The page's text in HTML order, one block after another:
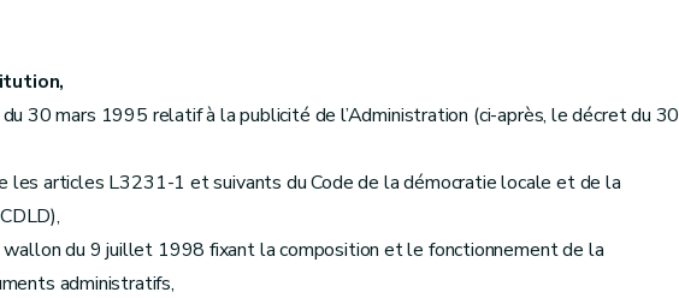
30 mars 1995 relatif à la publicité de l’Administration (ci-après, le décret du 30
les articles L3231-1 et suivants du Code de la démocratie locale et de la
wallon du 9 juillet 1998 fixant la composition et le fonctionnement de la
administratifs,